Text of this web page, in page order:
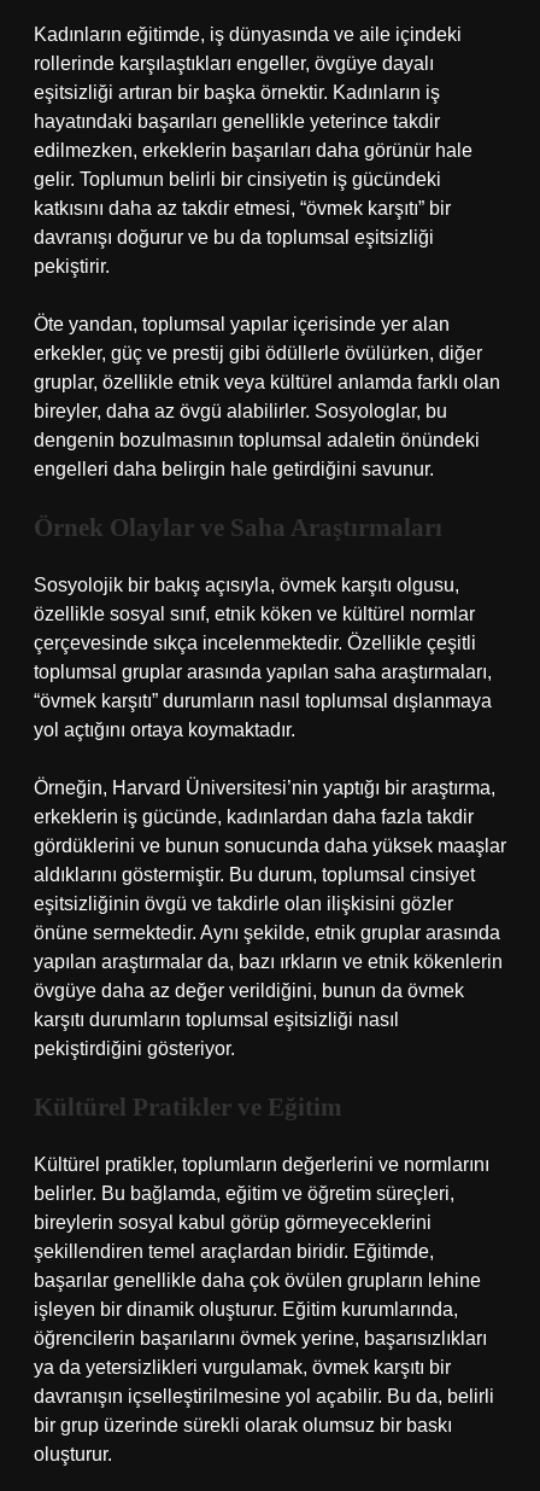
Kadınların eğitimde, iş dünyasında ve aile içindeki
rollerinde karşılaştıkları engeller, övgüye dayalı
eşitsizliği artıran bir başka örnektir. Kadınların iş
hayatındaki başarıları genellikle yeterince takdir
edilmezken, erkeklerin başarıları daha görünür hale
gelir. Toplumun belirli bir cinsiyetin iş gücündeki
katkısını daha az takdir etmesi, “övmek karşıtı” bir
davranışı doğurur ve bu da toplumsal eşitsizliği
pekiştirir.
Öte yandan, toplumsal yapılar içerisinde yer alan
erkekler, güç ve prestij gibi ödüllerle övülürken, diğer
gruplar, özellikle etnik veya kültürel anlamda farklı olan
bireyler, daha az övgü alabilirler. Sosyologlar, bu
dengenin bozulmasının toplumsal adaletin önündeki
engelleri daha belirgin hale getirdiğini savunur.
Örnek Olaylar ve Saha Araştırmaları
Sosyolojik bir bakış açısıyla, övmek karşıtı olgusu,
özellikle sosyal sınıf, etnik köken ve kültürel normlar
çerçevesinde sıkça incelenmektedir. Özellikle çeşitli
toplumsal gruplar arasında yapılan saha araştırmaları,
“övmek karşıtı” durumların nasıl toplumsal dışlanmaya
yol açtığını ortaya koymaktadır.
Örneğin, Harvard Üniversitesi’nin yaptığı bir araştırma,
erkeklerin iş gücünde, kadınlardan daha fazla takdir
gördüklerini ve bunun sonucunda daha yüksek maaşlar
aldıklarını göstermiştir. Bu durum, toplumsal cinsiyet
eşitsizliğinin övgü ve takdirle olan ilişkisini gözler
önüne sermektedir. Aynı şekilde, etnik gruplar arasında
yapılan araştırmalar da, bazı ırkların ve etnik kökenlerin
övgüye daha az değer verildiğini, bunun da övmek
karşıtı durumların toplumsal eşitsizliği nasıl
pekiştirdiğini gösteriyor.
Kültürel Pratikler ve Eğitim
Kültürel pratikler, toplumların değerlerini ve normlarını
belirler. Bu bağlamda, eğitim ve öğretim süreçleri,
bireylerin sosyal kabul görüp görmeyeceklerini
şekillendiren temel araçlardan biridir. Eğitimde,
başarılar genellikle daha çok övülen grupların lehine
işleyen bir dinamik oluşturur. Eğitim kurumlarında,
öğrencilerin başarılarını övmek yerine, başarısızlıkları
ya da yetersizlikleri vurgulamak, övmek karşıtı bir
davranışın içselleştirilmesine yol açabilir. Bu da, belirli
bir grup üzerinde sürekli olarak olumsuz bir baskı
oluşturur.